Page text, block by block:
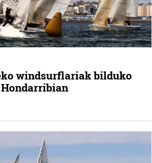
windsurflariak bilduko